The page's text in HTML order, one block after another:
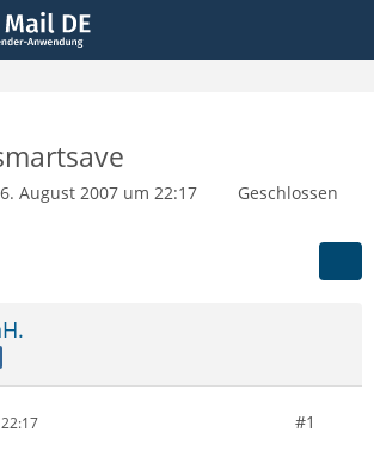
August 2007 um 22:17
Geschlossen
#1